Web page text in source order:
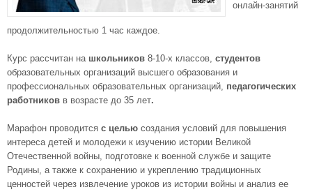
онлайн-занятий
продолжительностью 1 час каждое.
Курс рассчитан на школьников 8-10-х классов, студентов
образовательных организаций высшего образования и
профессиональных образовательных организаций, педагогических
работников в возрасте до 35 лет.
Марафон проводится с целью создания условий для повышения
интереса детей и молодежи к изучению истории Великой
Отечественной войны, подготовке к военной службе и защите
Родины, а также к сохранению и укреплению традиционных
ценностей через извлечение уроков из истории войны и анализ ее